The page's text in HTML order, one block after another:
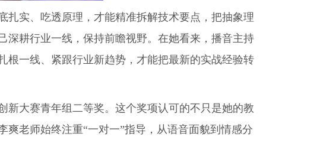
实、吃透原理，才能精准拆解技术要点，把抽象理
深耕行业一线，保持前瞻视野。在她看来，播音主持
根一线、紧跟行业新趋势，才能把最新的实战经验转
大赛青年组二等奖。这个奖项认可的不只是她的教
老师始终注重“一对一”指导，从语音面貌到情感分